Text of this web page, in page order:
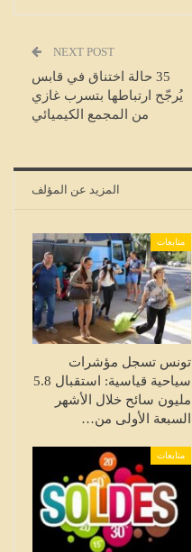
NEXT POST
35 حالة اختناق في قابس
يُرجّح ارتباطها بتسرب غازي
من المجمع الكيميائي
المزيد عن المؤلف
متابعات
تونس تسجل مؤشرات
سياحية قياسية: استقبال 5.8
مليون سائح خلال الأشهر
السبعة الأولى من…
متابعات